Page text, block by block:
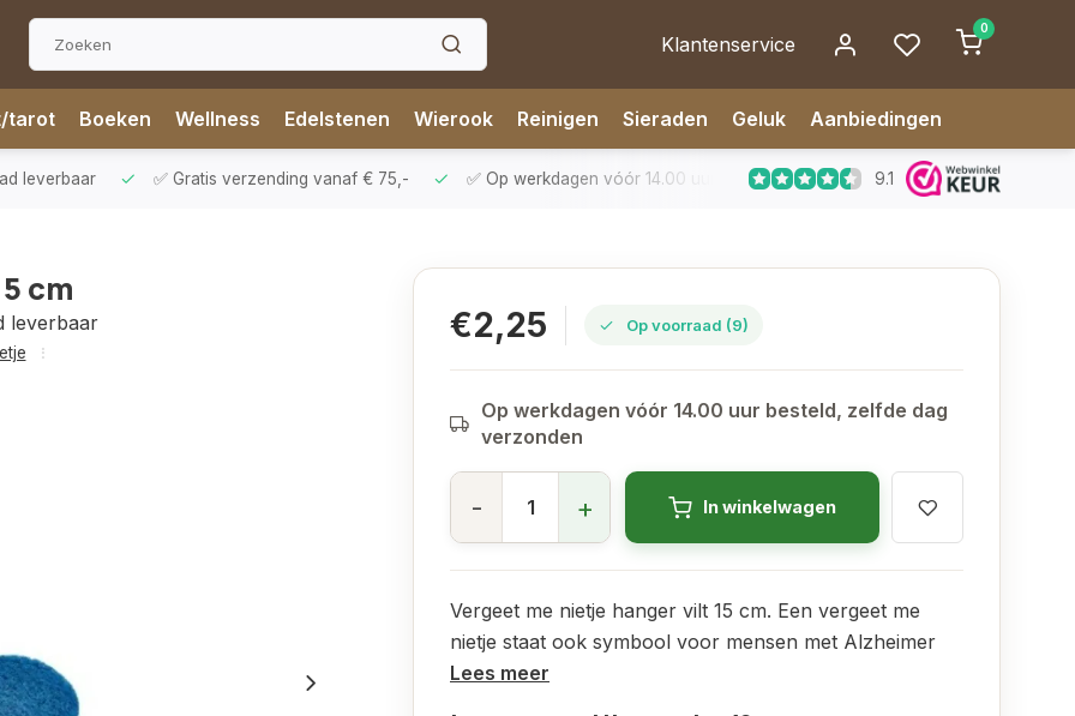
Klantenservice
0
tarot Boeken Wellness Edelstenen Wierook Reinigen Sieraden Geluk Aanbiedingen
leverbaar ✅ Gratis verzending vanaf € 75,- ✅ Op werkdagen vóór 14.00 uur besteld, zelfde dag verzonden
9.1
cm
leverbaar €2,25 Op voorraad (9)
Op werkdagen vóór 14.00 uur besteld, zelfde dag
verzonden
- + In winkelwagen
Vergeet me nietje hanger vilt 15 cm. Een vergeet me
nietje staat ook symbool voor mensen met Alzheimer
Lees meer